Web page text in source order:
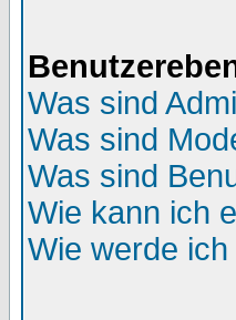
Was sind
Was sind
Was sind
Wie kann ich
Wie werde